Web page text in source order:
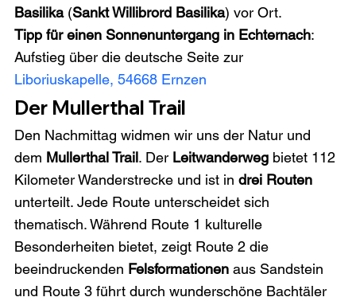
Basilika (Sankt Willibrord Basilika) vor Ort.
Tipp für einen Sonnenuntergang in Echternach:
Aufstieg über die deutsche Seite zur
Liboriuskapelle, 54668 Ernzen
Der Mullerthal Trail
Den Nachmittag widmen wir uns der Natur und
dem Mullerthal Trail. Der Leitwanderweg bietet 112
Kilometer Wanderstrecke und ist in drei Routen
unterteilt. Jede Route unterscheidet sich
thematisch. Während Route 1 kulturelle
Besonderheiten bietet, zeigt Route 2 die
beeindruckenden Felsformationen aus Sandstein
und Route 3 führt durch wunderschöne Bachtäler